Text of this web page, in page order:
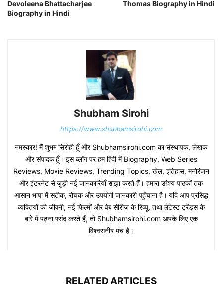
Devoleena Bhattacharjee
Biography in Hindi
Thomas Biography in Hindi
Shubham Sirohi
https://www.shubhamsirohi.com
नमस्कार! मैं शुभम सिरोही हूँ और Shubhamsirohi.com का संस्थापक, लेखक
और संपादक हूँ। इस ब्लॉग पर हम हिंदी में Biography, Web Series
Reviews, Movie Reviews, Trending Topics, खेल, इतिहास, मनोरंजन
और इंटरनेट से जुड़ी नई जानकारियाँ साझा करते हैं। हमारा उद्देश्य पाठकों तक
आसान भाषा में सटीक, रोचक और उपयोगी जानकारी पहुँचाना है। यदि आप प्रसिद्ध
व्यक्तियों की जीवनी, नई फिल्मों और वेब सीरीज़ के रिव्यू, तथा लेटेस्ट ट्रेंड्स के
बारे में पढ़ना पसंद करते हैं, तो Shubhamsirohi.com आपके लिए एक
विश्वसनीय मंच है।
RELATED ARTICLES